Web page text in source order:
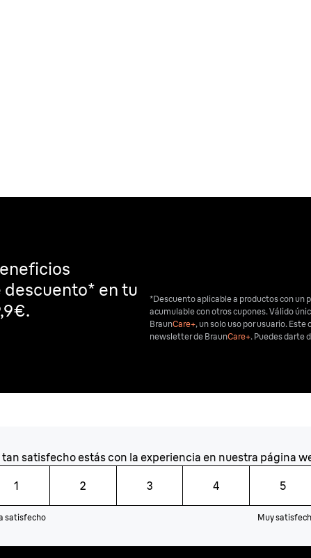
descuento* en tu
*Descuento aplicable a productos con un
acumulable con otros cupones. Válido
BraunCare+, un solo uso por usuario.
newsletter de BraunCare+. Puedes darte
tan satisfecho estás con la experiencia en nuestra página
1 2 3 4 5
satisfecho Muy